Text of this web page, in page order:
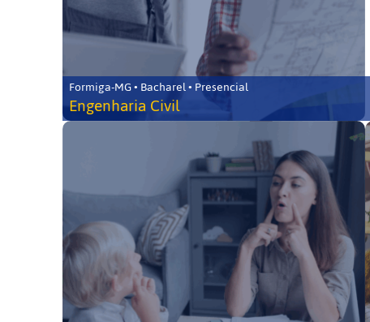
Formiga-MG • Bacharel • Presencial
Engenharia Civil